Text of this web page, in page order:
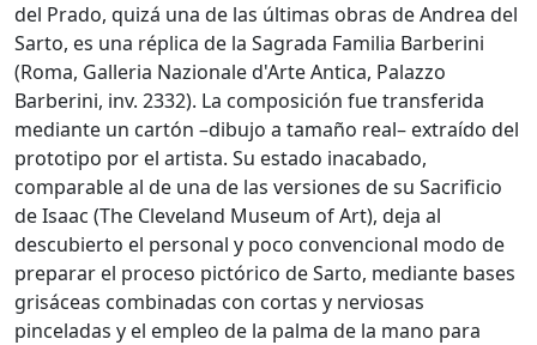
del Prado, quizá una de las últimas obras de Andrea del
Sarto, es una réplica de la Sagrada Familia Barberini
(Roma, Galleria Nazionale d'Arte Antica, Palazzo
Barberini, inv. 2332). La composición fue transferida
mediante un cartón –dibujo a tamaño real– extraído del
prototipo por el artista. Su estado inacabado,
comparable al de una de las versiones de su Sacrificio
de Isaac (The Cleveland Museum of Art), deja al
descubierto el personal y poco convencional modo de
preparar el proceso pictórico de Sarto, mediante bases
grisáceas combinadas con cortas y nerviosas
pinceladas y el empleo de la palma de la mano para